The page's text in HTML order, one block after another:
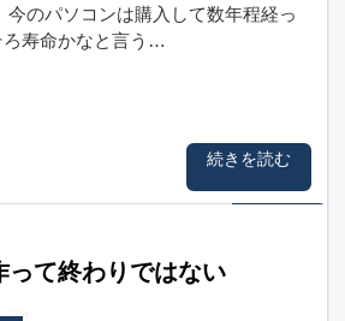
今のパソコンは購入して数年程経っ
寿命かなと言う…
続きを読む
って終わりではない